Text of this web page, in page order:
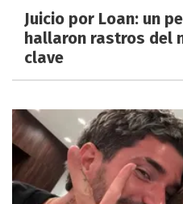
Juicio por Loan: un
hallaron rastros del
clave